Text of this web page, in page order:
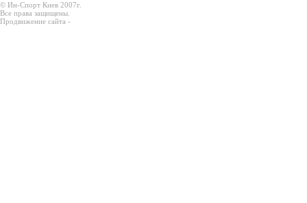
© Ин-Спорт Киев 2007г.
Все права защищены.
Продвижение сайта -